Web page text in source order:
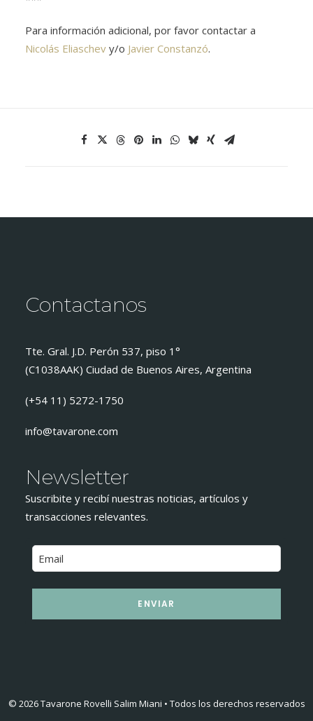
Para información adicional, por favor contactar a
Nicolás Eliaschev y/o Javier Constanzó.
Contactanos
Tte. Gral. J.D. Perón 537, piso 1°
(C1038AAK) Ciudad de Buenos Aires, Argentina
(+54 11) 5272-1750
info@tavarone.com
Newsletter
Suscribite y recibí nuestras noticias, artículos y
transacciones relevantes.
ENVIAR
© 2026 Tavarone Rovelli Salim Miani • Todos los derechos reservados